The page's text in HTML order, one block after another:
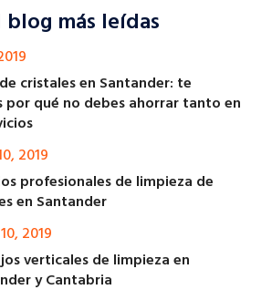
más leídas
cristales en Santander: te
por qué no debes ahorrar tanto en
2019
profesionales de limpieza de
en Santander
2019
verticales de limpieza en
y Cantabria